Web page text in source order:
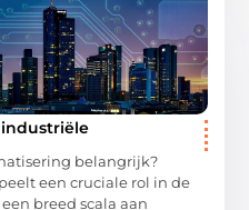
belangrijk?
een cruciale rol in de
breed scala aan